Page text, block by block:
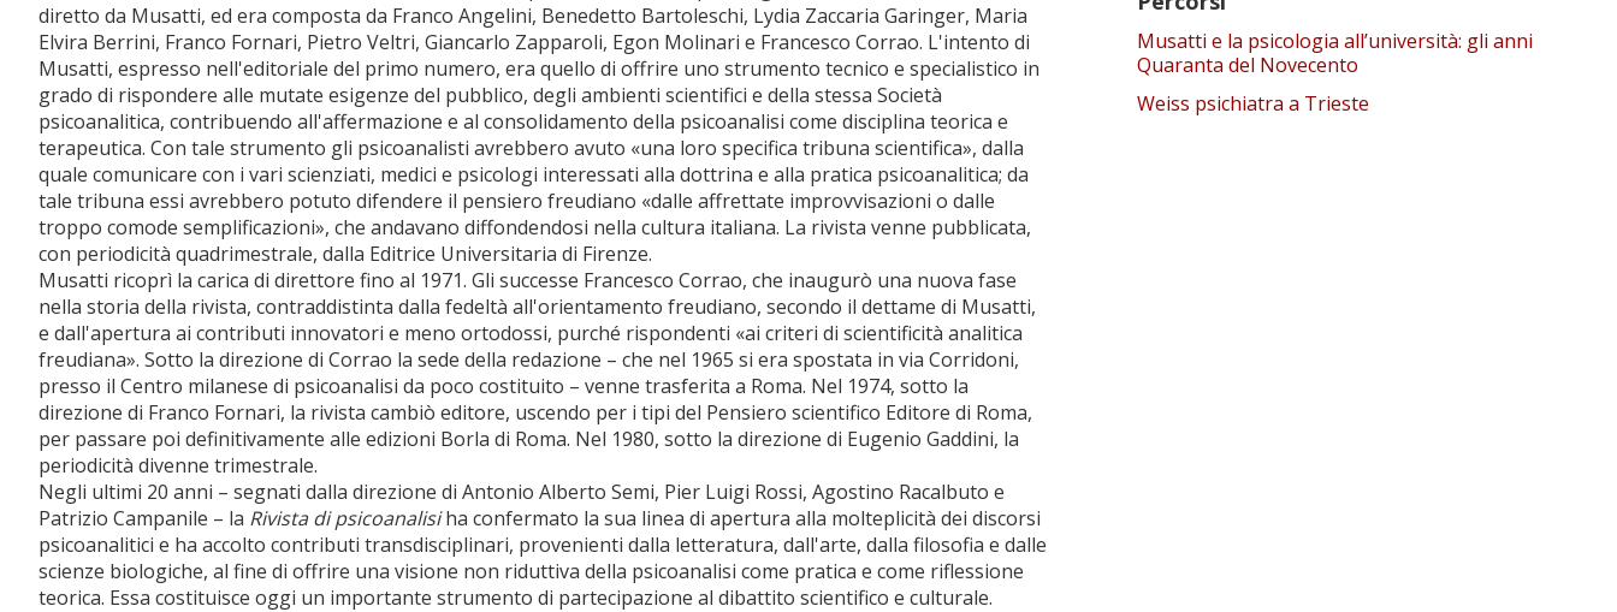
diretto da Musatti, ed era composta da Franco Angelini, Benedetto Bartoleschi, Lydia Zaccaria Garinger, Maria
Elvira Berrini, Franco Fornari, Pietro Veltri, Giancarlo Zapparoli, Egon Molinari e Francesco Corrao. L'intento di
Musatti, espresso nell'editoriale del primo numero, era quello di offrire uno strumento tecnico e specialistico in
grado di rispondere alle mutate esigenze del pubblico, degli ambienti scientifici e della stessa Società
psicoanalitica, contribuendo all'affermazione e al consolidamento della psicoanalisi come disciplina teorica e
terapeutica. Con tale strumento gli psicoanalisti avrebbero avuto «una loro specifica tribuna scientifica», dalla
quale comunicare con i vari scienziati, medici e psicologi interessati alla dottrina e alla pratica psicoanalitica; da
tale tribuna essi avrebbero potuto difendere il pensiero freudiano «dalle affrettate improvvisazioni o dalle
troppo comode semplificazioni», che andavano diffondendosi nella cultura italiana. La rivista venne pubblicata,
con periodicità quadrimestrale, dalla Editrice Universitaria di Firenze.
Musatti ricoprì la carica di direttore fino al 1971. Gli successe Francesco Corrao, che inaugurò una nuova fase
nella storia della rivista, contraddistinta dalla fedeltà all'orientamento freudiano, secondo il dettame di Musatti,
e dall'apertura ai contributi innovatori e meno ortodossi, purché rispondenti «ai criteri di scientificità analitica
freudiana». Sotto la direzione di Corrao la sede della redazione – che nel 1965 si era spostata in via Corridoni,
presso il Centro milanese di psicoanalisi da poco costituito – venne trasferita a Roma. Nel 1974, sotto la
direzione di Franco Fornari, la rivista cambiò editore, uscendo per i tipi del Pensiero scientifico Editore di Roma,
per passare poi definitivamente alle edizioni Borla di Roma. Nel 1980, sotto la direzione di Eugenio Gaddini, la
periodicità divenne trimestrale.
Negli ultimi 20 anni – segnati dalla direzione di Antonio Alberto Semi, Pier Luigi Rossi, Agostino Racalbuto e
Patrizio Campanile – la Rivista di psicoanalisiha confermato la sua linea di apertura alla molteplicità dei discorsi
psicoanalitici e ha accolto contributi transdisciplinari, provenienti dalla letteratura, dall'arte, dalla filosofia e dalle
scienze biologiche, al fine di offrire una visione non riduttiva della psicoanalisi come pratica e come riflessione
teorica. Essa costituisce oggi un importante strumento di partecipazione al dibattito scientifico e culturale.
Musatti e la psicologia all’università: gli anni
Quaranta del Novecento
Weiss psichiatra a Trieste